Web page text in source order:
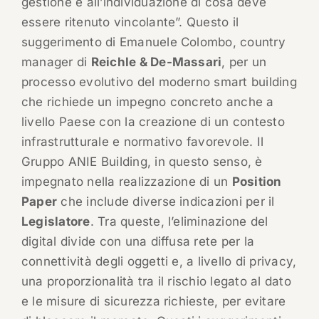
essere ritenuto vincolante”. Questo il
suggerimento di Emanuele Colombo, country
manager di Reichle & De-Massari, per un
processo evolutivo del moderno smart building
che richiede un impegno concreto anche a
livello Paese con la creazione di un contesto
infrastrutturale e normativo favorevole. Il
Gruppo ANIE Building, in questo senso, è
impegnato nella realizzazione di un Position
Paper che include diverse indicazioni per il
Legislatore. Tra queste, l’eliminazione del
digital divide con una diffusa rete per la
connettività degli oggetti e, a livello di privacy,
una proporzionalità tra il rischio legato al dato
e le misure di sicurezza richieste, per evitare